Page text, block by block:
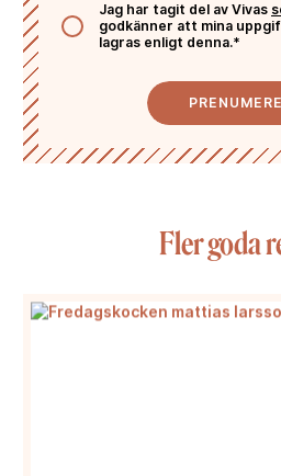
Jag har tagit del av Vivas
godkänner att mina
lagras enligt denna.*
Fler goda